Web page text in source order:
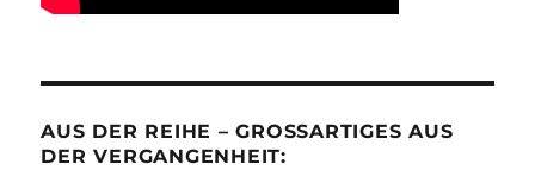
AUS DER REIHE – GROSSARTIGES AUS D
ER VERGANGENHEIT: